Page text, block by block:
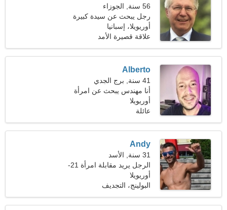
56 سنة, الجوزاء
رجل يبحث عن سيدة كبيرة
47-54
أوريويلا، إسبانيا
علاقة قصيرة الأمد
Alberto
41 سنة, برج الجدي
أنا مهندس يبحث عن امرأة
ودودة
أوريويلا
عائلة
Andy
31 سنة, الأسد
الرجل يريد مقابلة امرأة 21-
28
أوريويلا
البولينج، التجديف